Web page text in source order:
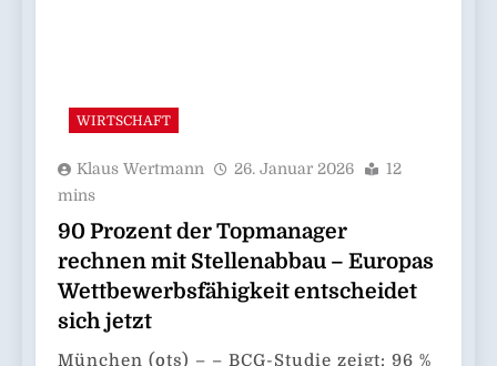
WIRTSCHAFT
Klaus Wertmann 26. Januar 2026
12
mins
90 Prozent der Topmanager
rechnen mit Stellenabbau – Europas
Wettbewerbsfähigkeit entscheidet
sich jetzt
München (ots) – – BCG-Studie zeigt: 96 %